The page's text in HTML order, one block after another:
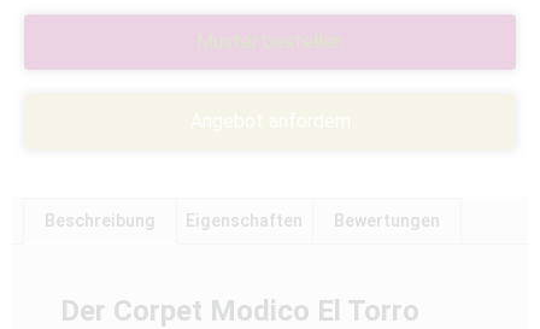
Beschreibung Eigenschaften Bewertungen
Der Corpet Modico El Torro